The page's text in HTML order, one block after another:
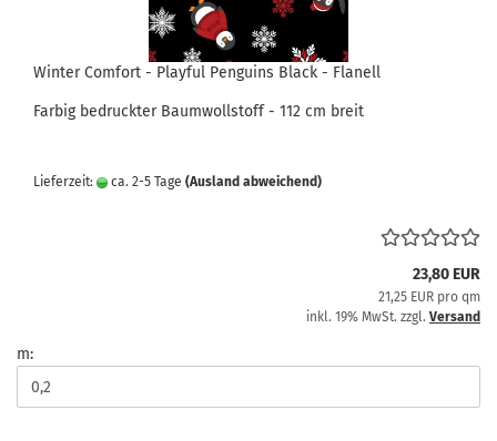
Winter Comfort - Playful Penguins Black - Flanell
Farbig bedruckter Baumwollstoff - 112 cm breit
Lieferzeit: ca. 2-5 Tage (Ausland abweichend)
23,80 EUR
21,25 EUR pro qm
inkl. 19% MwSt. zzgl. Versand
m: